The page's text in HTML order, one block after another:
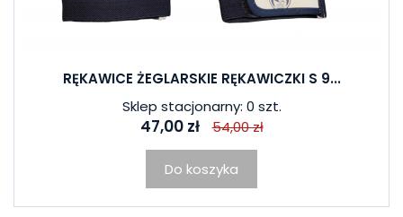
RĘKAWICE ŻEGLARSKIE RĘKAWICZKI S 9...
Sklep stacjonarny: 0 szt.
47,00 zł 54,00 zł
Do koszyka